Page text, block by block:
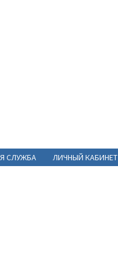
СЛУЖБА ЛИЧНЫЙ КАБИНЕТ